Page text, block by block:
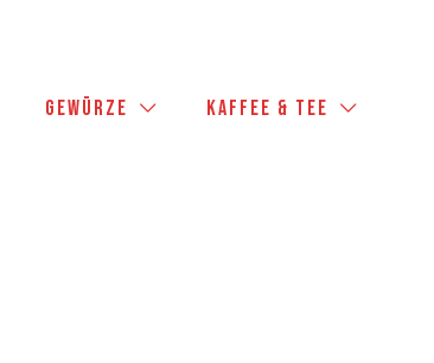
GEWÜRZE
KAFFEE & TEE